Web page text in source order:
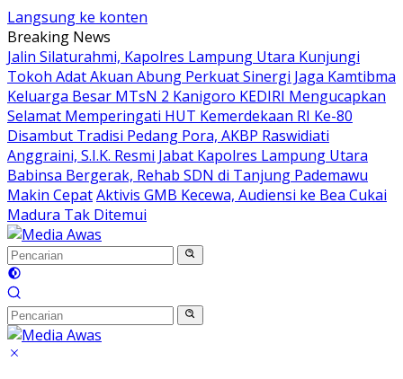
Langsung ke konten
Breaking News
Jalin Silaturahmi, Kapolres Lampung Utara Kunjungi
Tokoh Adat Akuan Abung Perkuat Sinergi Jaga Kamtibma
Keluarga Besar MTsN 2 Kanigoro KEDIRI Mengucapkan
Selamat Memperingati HUT Kemerdekaan RI Ke-80
Disambut Tradisi Pedang Pora, AKBP Raswidiati
Anggraini, S.I.K. Resmi Jabat Kapolres Lampung Utara
Babinsa Bergerak, Rehab SDN di Tanjung Pademawu
Makin CepatAktivis GMB Kecewa, Audiensi ke Bea Cukai
Madura Tak Ditemui